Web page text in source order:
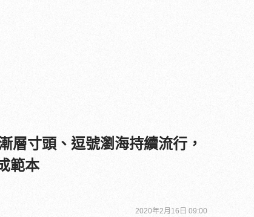
層寸頭、逗號瀏海持續流行，
範本
2020年2月16日 09:00